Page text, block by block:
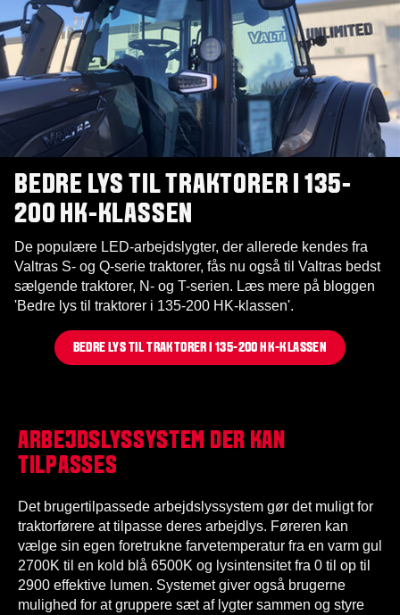
BEDRE LYS TIL TRAKTORER I 135-
200 HK-KLASSEN
De populære LED-arbejdslygter, der allerede kendes fra
Valtras S- og Q-serie traktorer, fås nu også til Valtras bedst
sælgende traktorer, N- og T-serien. Læs mere på bloggen
'Bedre lys til traktorer i 135-200 HK-klassen'.
BEDRE LYS TIL TRAKTORER I 135-200 HK-KLASSEN
ARBEJDSLYSSYSTEM DER KAN
TILPASSES
Det brugertilpassede arbejdslyssystem gør det muligt for
traktorførere at tilpasse deres arbejdlys. Føreren kan
vælge sin egen foretrukne farvetemperatur fra en varm gul
2700K til en kold blå 6500K og lysintensitet fra 0 til op til
2900 effektive lumen. Systemet giver også brugerne
mulighed for at gruppere sæt af lygter sammen og styre